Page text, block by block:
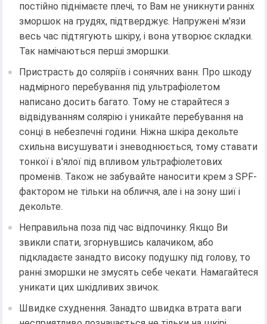
постійно піднімаєте плечі, то Вам не уникнути ранніх
зморшок на грудях, підтверджує. Напружені м'язи
весь час підтягують шкіру, і вона утворює складки.
Так намічаються перші зморшки.
Пристрасть до соляріїв і сонячних ванн. Про шкоду
надмірного перебування під ультрафіолетом
написано досить багато. Тому не старайтеся з
відвідуванням солярію і уникайте перебування на
сонці в небезпечні години. Ніжна шкіра декольте
схильна висушувати і зневоднюється, тому ставати
тонкої і в'ялої під впливом ультрафіолетових
променів. Також не забувайте наносити крем з SPF-
фактором не тільки на обличчя, але і на зону шиї і
декольте.
Неправильна поза під час відпочинку. Якщо Ви
звикли спати, згорнувшись калачиком, або
підкладаєте занадто високу подушку під голову, то
ранні зморшки не змусять себе чекати. Намагайтеся
уникати цих шкідливих звичок.
Швидке схуднення. Занадто швидка втрата ваги